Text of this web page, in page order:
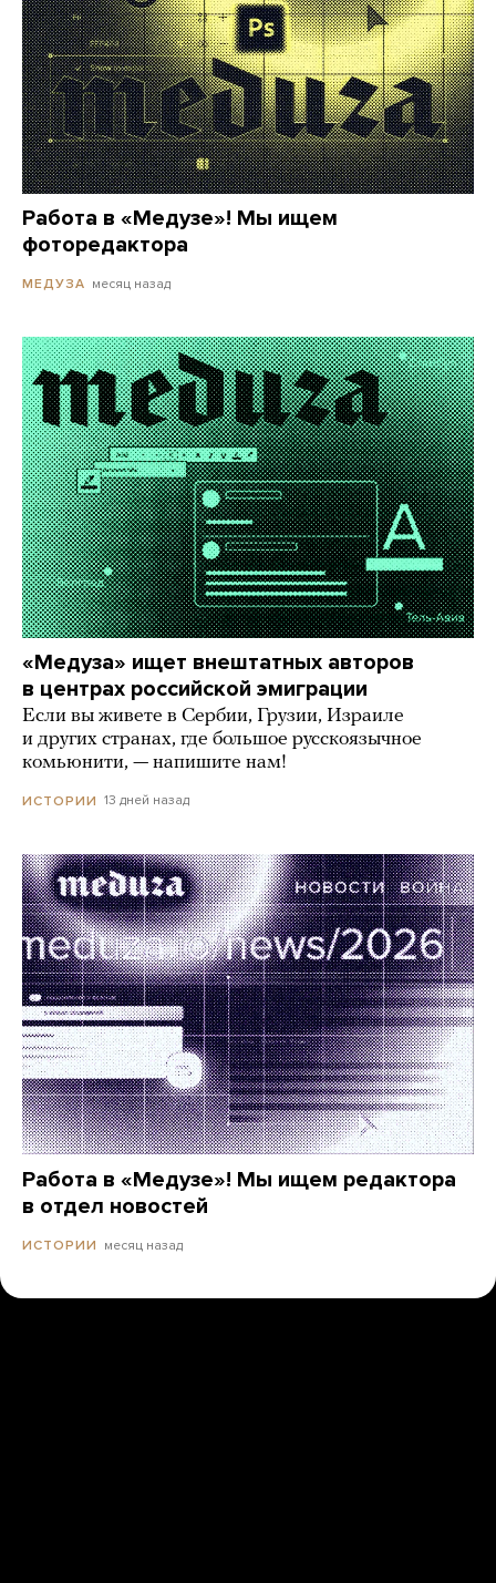
Работа в «Медузе»! Мы ищем
фоторедактора
МЕДУЗА месяц назад
«Медуза» ищет внештатных авторов
в центрах российской эмиграции
Если вы живете в Сербии, Грузии, Израиле
и других странах, где большое русскоязычное
комьюнити, — напишите нам!
ИСТОРИИ 13 дней назад
Работа в «Медузе»! Мы ищем редактора
в отдел новостей
ИСТОРИИ месяц назад